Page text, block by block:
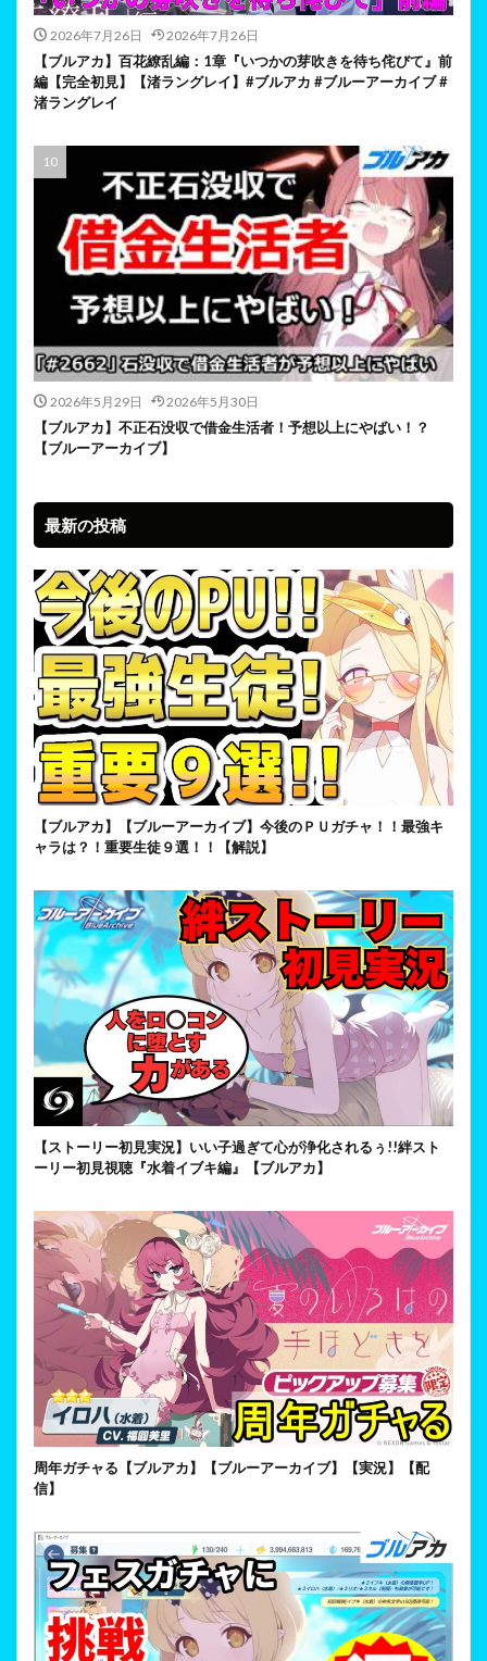
2026年7月26日 2026年7月26日
【ブルアカ】百花繚乱編：1章『いつかの芽吹きを待ち侘びて』前
編【完全初見】【渚ラングレイ】#ブルアカ #ブルーアーカイブ #
渚ラングレイ
2026年5月29日 2026年5月30日
【ブルアカ】不正石没収で借金生活者！予想以上にやばい！？
【ブルーアーカイブ】
最新の投稿
【ブルアカ】【ブルーアーカイブ】今後のＰＵガチャ！！最強キ
ャラは？！重要生徒９選！！【解説】
【ストーリー初見実況】いい子過ぎて心が浄化されるぅ!!絆スト
ーリー初見視聴『水着イブキ編』【ブルアカ】
周年ガチャる【ブルアカ】【ブルーアーカイブ】【実況】【配
信】